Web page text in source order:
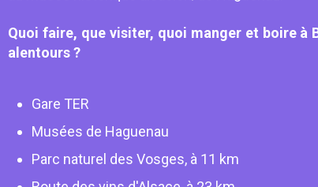
Quoi faire, que visiter, quoi manger et boire à
alentours ?
Gare TER
Musées de Haguenau
Parc naturel des Vosges, à 11 km